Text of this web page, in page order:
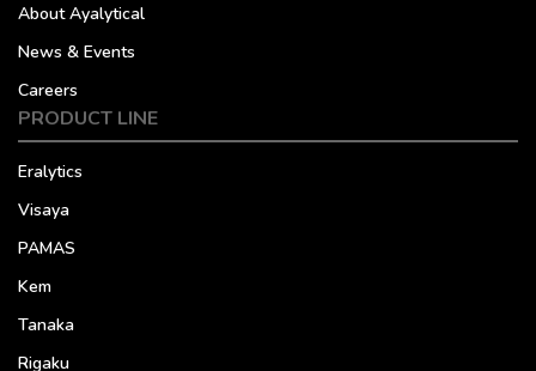
About Ayalytical
News & Events
Careers
PRODUCT LINE
Eralytics
Visaya
PAMAS
Kem
Tanaka
Rigaku